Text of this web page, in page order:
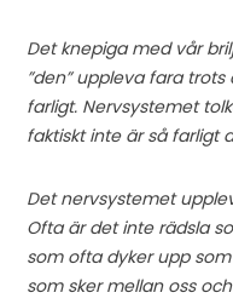
Det knepiga med vår
”den” uppleva fara
farligt. Nervsystemet
faktiskt inte är så farligt
Det nervsystemet
Ofta är det inte rädsla
som ofta dyker upp
som sker mellan oss